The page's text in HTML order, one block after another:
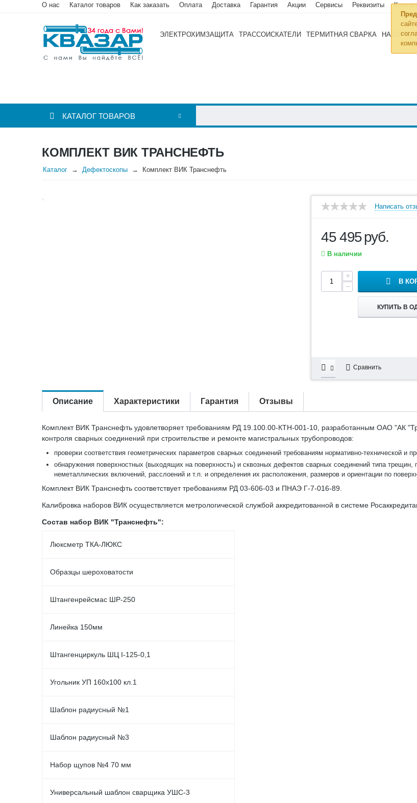
О нас Каталог товаров Как заказать Оплата Доставка Гарантия Акции Сервисы Реквизиты
ЭЛЕКТРОХИМЗАЩИТА ТРАССОИСКАТЕЛИ ТЕРМИТНАЯ СВАРКА НАБОРЫ
КАТАЛОГ ТОВАРОВ
КОМПЛЕКТ ВИК ТРАНСНЕФТЬ
Каталог Дефектоскопы Комплект ВИК Транснефть
Написать
45 495руб.
В наличии
+
−
В
КУПИТЬ В
Сравнить
Описание Характеристики Гарантия Отзывы
Комплект ВИК Транснефть удовлетворяет требованиям РД 19.100.00-КТН-001-10, разработанным ОАО "АК
контроля сварных соединений при строительстве и ремонте магистральных трубопроводов:
проверки соответствия геометрических параметров сварных соединений требованиям нормативно-технической и
обнаружения поверхностных (выходящих на поверхность) и сквозных дефектов сварных соединений типа трещин,
неметаллических включений, расслоений и т.п. и определения их расположения, размеров и ориентации по
Комплект ВИК Транснефть соответствует требованиям РД 03-606-03 и ПНАЭ Г-7-016-89.
Калибровка наборов ВИК осуществляется метрологической службой аккредитованной в системе
Состав набор ВИК "Транснефть":
Люксметр ТКА-ЛЮКС
Образцы шероховатости
Штангенрейсмас ШР-250
Линейка 150мм
Штангенциркуль ШЦ I-125-0,1
Угольник УП 160х100 кл.1
Шаблон радиусный №1
Шаблон радиусный №3
Набор щупов №4 70 мм
Универсальный шаблон сварщика УШС-3